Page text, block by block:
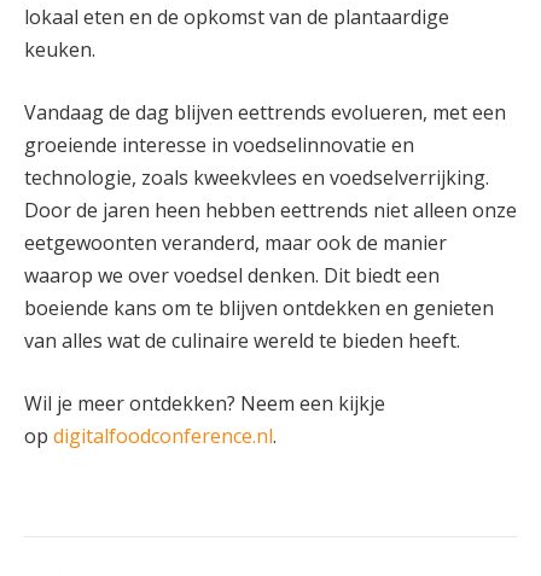
lokaal eten en de opkomst van de plantaardige
keuken.
Vandaag de dag blijven eettrends evolueren, met een
groeiende interesse in voedselinnovatie en
technologie, zoals kweekvlees en voedselverrijking.
Door de jaren heen hebben eettrends niet alleen onze
eetgewoonten veranderd, maar ook de manier
waarop we over voedsel denken. Dit biedt een
boeiende kans om te blijven ontdekken en genieten
van alles wat de culinaire wereld te bieden heeft.
Wil je meer ontdekken? Neem een kijkje
op digitalfoodconference.nl.